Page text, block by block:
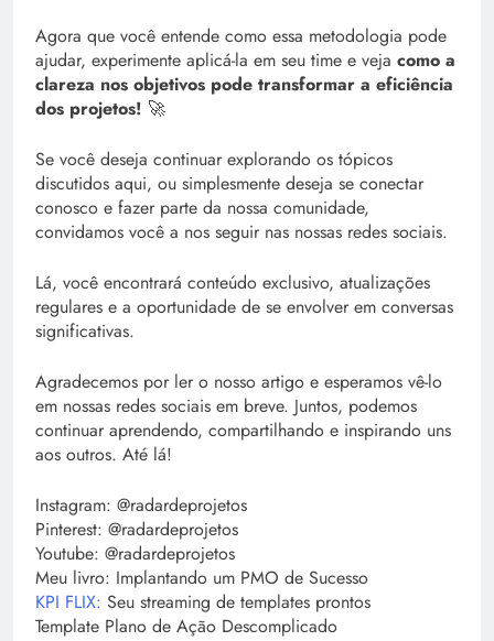
Agora que você entende como essa metodologia pode
ajudar, experimente aplicá-la em seu time e veja como a
clareza nos objetivos pode transformar a eficiência
dos projetos! 🚀
Se você deseja continuar explorando os tópicos
discutidos aqui, ou simplesmente deseja se conectar
conosco e fazer parte da nossa comunidade,
convidamos você a nos seguir nas nossas redes sociais.
Lá, você encontrará conteúdo exclusivo, atualizações
regulares e a oportunidade de se envolver em conversas
significativas.
Agradecemos por ler o nosso artigo e esperamos vê-lo
em nossas redes sociais em breve. Juntos, podemos
continuar aprendendo, compartilhando e inspirando uns
aos outros. Até lá!
Instagram: @radardeprojetos
Pinterest: @radardeprojetos
Youtube: @radardeprojetos
Meu livro: Implantando um PMO de Sucesso
KPI FLIX: Seu streaming de templates prontos
Template Plano de Ação Descomplicado